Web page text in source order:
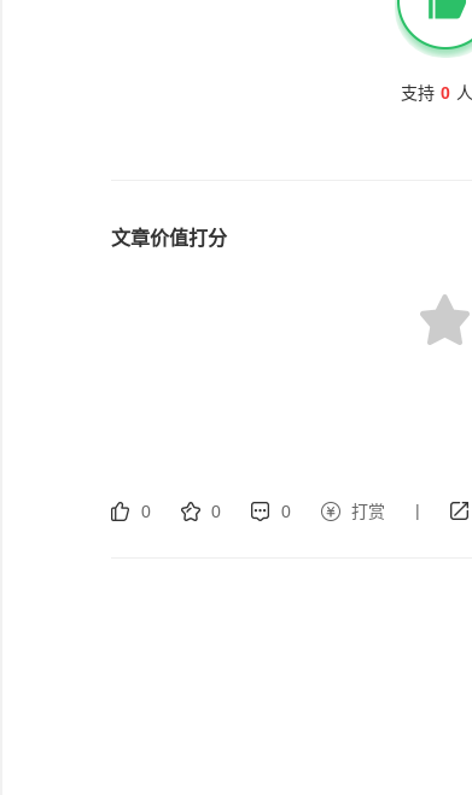
支持 0 人
文章价值打分
0 0 0 打赏 |